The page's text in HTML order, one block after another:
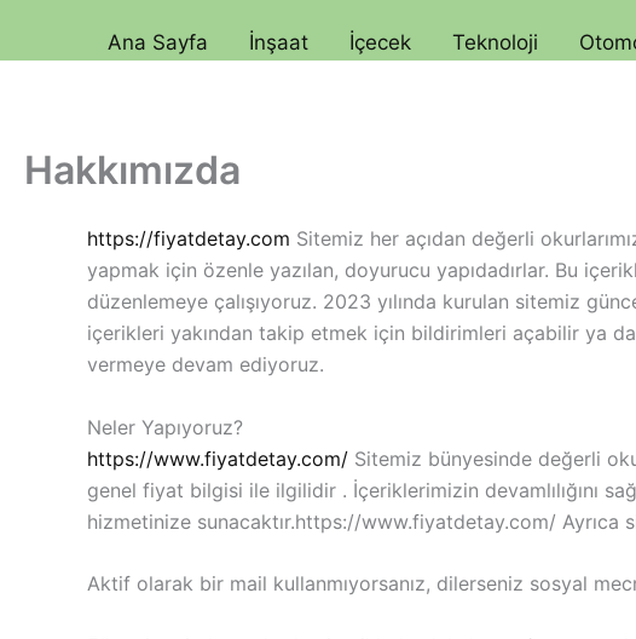
Ana Sayfa İnşaat İçecek Teknoloji
Hakkımızda
https://fiyatdetay.com Sitemiz her açıdan değerli
yapmak için özenle yazılan, doyurucu yapıdadırlar. Bu
düzenlemeye çalışıyoruz. 2023 yılında kurulan sitemiz
içerikleri yakından takip etmek için bildirimleri açabilir ya
vermeye devam ediyoruz.
Neler Yapıyoruz?
https://www.fiyatdetay.com/ Sitemiz bünyesinde değerli
genel fiyat bilgisi ile ilgilidir . İçeriklerimizin devamlılığını
hizmetinize sunacaktır.https://www.fiyatdetay.com/
Aktif olarak bir mail kullanmıyorsanız, dilerseniz sosyal